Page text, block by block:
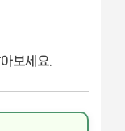
보세요.